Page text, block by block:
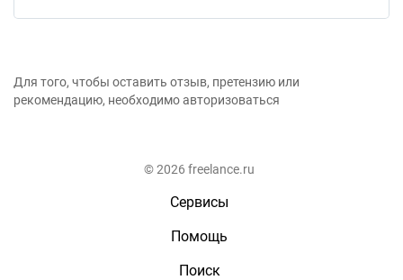
Для того, чтобы оставить отзыв, претензию или
рекомендацию, необходимо авторизоваться
© 2026 freelance.ru
Сервисы
Помощь
Поиск